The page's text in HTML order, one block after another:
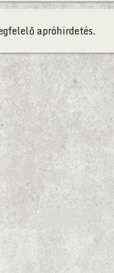
apróhirdetés.